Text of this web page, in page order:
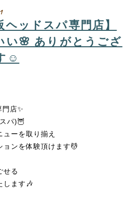
ヘッドスパ専門店】
い🌸 ありがとうござ
☺️
店✨
パ)🦉
ーを取り揃え
ンを体験頂けます💆
せる
します🎶